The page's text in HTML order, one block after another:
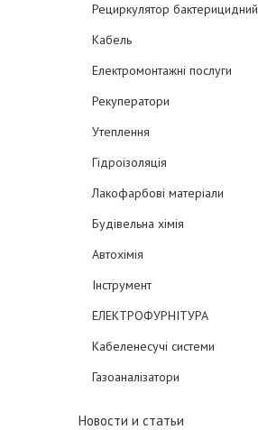
Рециркулятор бактерицидний
Кабель
Електромонтажні послуги
Рекуператори
Утеплення
Гідроізоляція
Лакофарбові матеріали
Будівельна хімія
Автохімія
Інструмент
ЕЛЕКТРОФУРНІТУРА
Кабеленесучі системи
Газоаналізатори
Новости и статьи